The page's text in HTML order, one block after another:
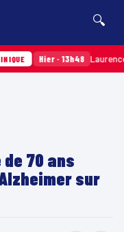
🔍
Hier · 13h48 Laurence
70 ans
sur